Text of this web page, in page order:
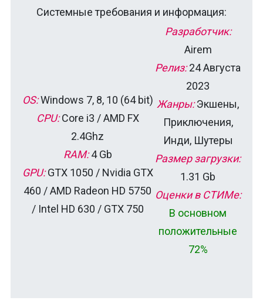
Системные требования и информация:
OS:Windows 7, 8, 10 (64 bit)
CPU:Core i3 / AMD FX
2.4Ghz
RAM:4 Gb
GPU:GTX 1050 / Nvidia GTX
460 / AMD Radeon HD 5750
/ Intel HD 630 / GTX 750
Разработчик:
Airem
Релиз:24 Августа
2023
Жанры:Экшены,
Приключения,
Инди, Шутеры
Размер загрузки:
1.31 Gb
Оценки в СТИМе:
В основном
положительные
72%